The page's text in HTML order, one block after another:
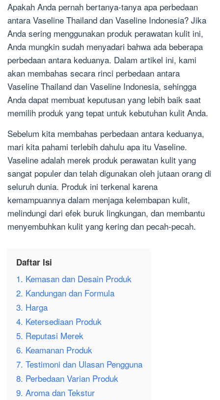
Apakah Anda pernah bertanya-tanya apa perbedaan
antara Vaseline Thailand dan Vaseline Indonesia? Jika
Anda sering menggunakan produk perawatan kulit ini,
Anda mungkin sudah menyadari bahwa ada beberapa
perbedaan antara keduanya. Dalam artikel ini, kami
akan membahas secara rinci perbedaan antara
Vaseline Thailand dan Vaseline Indonesia, sehingga
Anda dapat membuat keputusan yang lebih baik saat
memilih produk yang tepat untuk kebutuhan kulit Anda.
Sebelum kita membahas perbedaan antara keduanya,
mari kita pahami terlebih dahulu apa itu Vaseline.
Vaseline adalah merek produk perawatan kulit yang
sangat populer dan telah digunakan oleh jutaan orang di
seluruh dunia. Produk ini terkenal karena
kemampuannya dalam menjaga kelembapan kulit,
melindungi dari efek buruk lingkungan, dan membantu
menyembuhkan kulit yang kering dan pecah-pecah.
Daftar Isi
1. Kemasan dan Desain Produk
2. Kandungan dan Formula
3. Harga
4. Ketersediaan Produk
5. Reputasi Merek
6. Keamanan Produk
7. Testimoni dan Ulasan Pengguna
8. Perbedaan Varian Produk
9. Aroma dan Tekstur